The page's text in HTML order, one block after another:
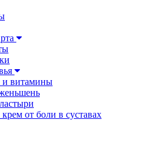
и витамины
от боли в суставах